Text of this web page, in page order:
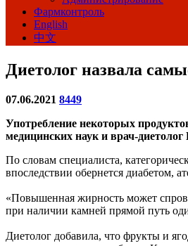
Фармконтроль
English
中文
Диетолог назвала
07.06.2021 8449
Употребление некоторых
медицинских наук и врач-
По словам специалиста,
впоследствии обернется диабетом,
«Повышенная жирность может
при наличии камней прямой путь
Диетолог добавила, что фрукты и